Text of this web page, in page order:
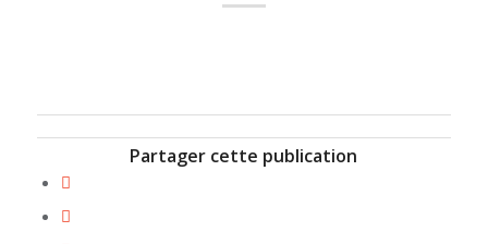
Partager cette publication